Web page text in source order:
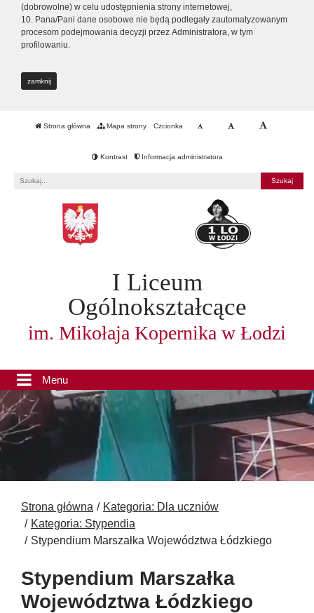
(dobrowolne) w celu udostępnienia strony internetowej,
10. Pana/Pani dane osobowe nie będą podlegały zautomatyzowanym
procesom podejmowania decyzji przez Administratora, w tym
profilowaniu.
zamknij
Strona główna Mapa strony Czcionka
Kontrast Informacja administratora
I Liceum
Ogólnokształcące
im. Mikołaja Kopernika w Łodzi
Menu
Strona główna
Kategoria: Dla uczniów
Kategoria: Stypendia
Stypendium Marszałka Województwa Łódzkiego
Stypendium Marszałka
Województwa Łódzkiego